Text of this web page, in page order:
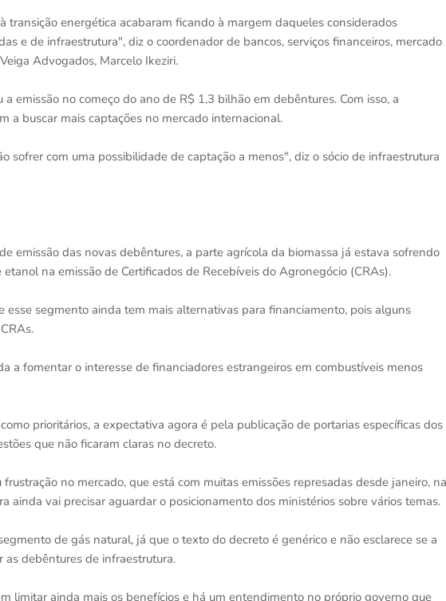
transição energética acabaram ficando à margem daqueles considerados
e de infraestrutura", diz o coordenador de bancos, serviços financeiros, mercado
Advogados, Marcelo Ikeziri.
emissão no começo do ano de R$ 1,3 bilhão em debêntures. Com isso, a
a buscar mais captações no mercado internacional.
sofrer com uma possibilidade de captação a menos", diz o sócio de infraestrutura
emissão das novas debêntures, a parte agrícola da biomassa já estava sofrendo
na emissão de Certificados de Recebíveis do Agronegócio (CRAs).
esse segmento ainda tem mais alternativas para financiamento, pois alguns
a fomentar o interesse de financiadores estrangeiros em combustíveis menos
prioritários, a expectativa agora é pela publicação de portarias específicas dos
que não ficaram claras no decreto.
no mercado, que está com muitas emissões represadas desde janeiro, na
ainda vai precisar aguardar o posicionamento dos ministérios sobre vários temas.
de gás natural, já que o texto do decreto é genérico e não esclarece se a
debêntures de infraestrutura.
limitar ainda mais os benefícios e há um entendimento no próprio governo que